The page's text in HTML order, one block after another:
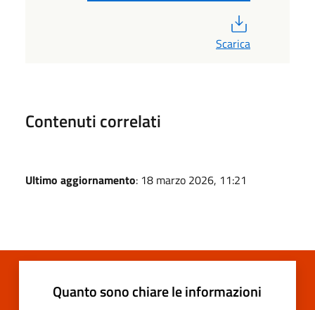
Scarica
Contenuti correlati
Ultimo aggiornamento: 18 marzo 2026, 11:21
Quanto sono chiare le informazioni